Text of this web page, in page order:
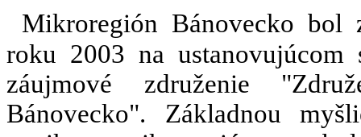
Mikroregión Bánovecko bol
roku 2003 na ustanovujúcom
záujmové združenie
Bánovecko". Základnou